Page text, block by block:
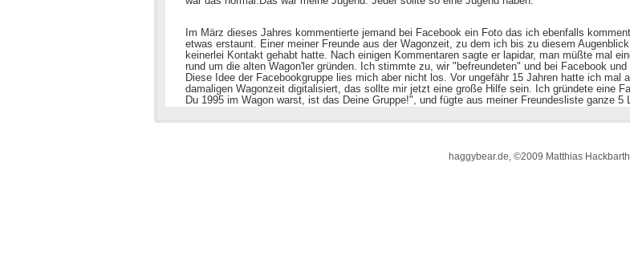
haggybear.de, ©2009 Matthias Hackbarth